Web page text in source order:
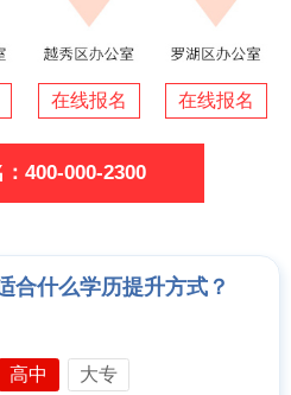
在线报名 在线报名
400-000-2300
合什么学历提升方式？
高中 大专